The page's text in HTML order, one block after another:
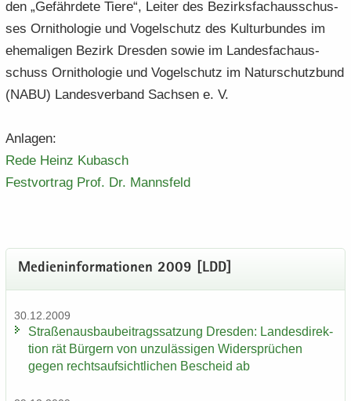
den „Ge­fähr­de­te Tiere“, Lei­ter des Be­zirks­fach­aus­schus­
ses Or­ni­tho­lo­gie und Vo­gel­schutz des Kul­tur­bun­des im
ehe­ma­li­gen Be­zirk Dres­den sowie im Lan­des­fach­aus­
schuss Or­ni­tho­lo­gie und Vo­gel­schutz im Na­tur­schutz­bund
(NABU) Lan­des­ver­band Sach­sen e. V.
An­la­gen:
Rede Heinz Ku­basch
Fest­vor­trag Prof.​ Dr.​ Manns­feld
Me­di­en­in­for­ma­tio­nen 2009 [LDD]
30.12.2009
Stra­ßen­aus­bau­bei­trags­sat­zung Dres­den: Lan­des­di­rek­
ti­on rät Bür­gern von un­zu­läs­si­gen Wi­der­sprü­chen
gegen rechts­auf­sicht­li­chen Be­scheid ab